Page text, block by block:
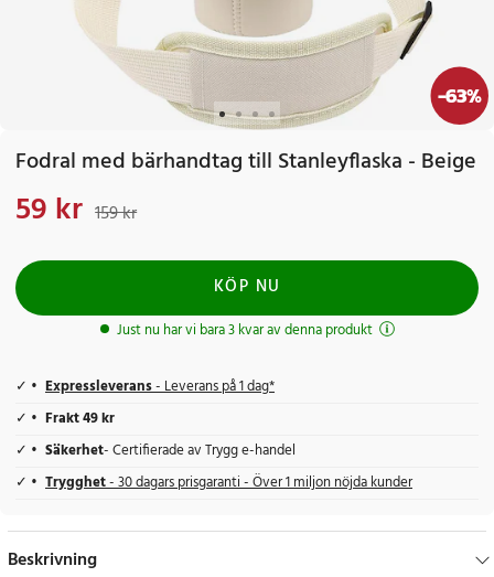
-63%
Fodral med bärhandtag till Stanleyflaska - Beige
Nuvarande pris
59 kr 159 kr
KÖP NU
Just nu har vi bara 3 kvar av denna produkt
Expressleverans- Leverans på 1 dag*
Frakt 49 kr
Säkerhet- Certifierade av Trygg e-handel
Trygghet- 30 dagars prisgaranti - Över 1 miljon nöjda kunder
Beskrivning